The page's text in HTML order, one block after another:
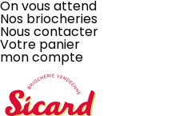
On vous attend
Nos briocheries
Nous contacter
Votre panier
mon compte